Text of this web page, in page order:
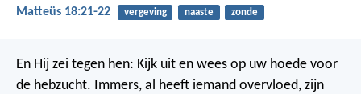
Matteüs 18:21-22 vergeving naaste zonde
En Hij zei tegen hen: Kijk uit en wees op uw hoede voor
de hebzucht. Immers, al heeft iemand overvloed, zijn